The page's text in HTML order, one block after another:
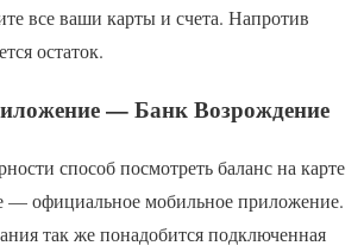
все ваши карты и счета. Напротив
остаток.
— Банк Возрождение
способ посмотреть баланс на карте
— официальное мобильное приложение.
так же понадобится подключенная